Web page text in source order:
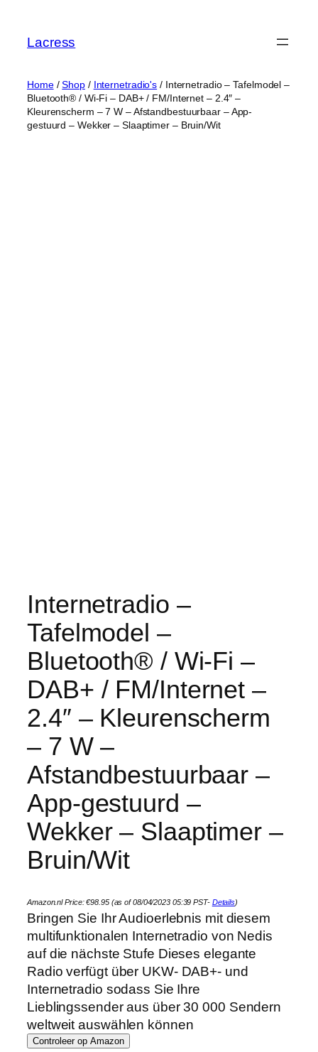
content
Lacress
Home/Shop/ Internetradio's / Internetradio – Tafelmodel –
Bluetooth® / Wi-Fi – DAB+ / FM/Internet – 2.4″ –
Kleurenscherm – 7 W – Afstandbestuurbaar – App-
gestuurd – Wekker – Slaaptimer – Bruin/Wit
Internetradio –
Tafelmodel –
Bluetooth® / Wi-Fi –
DAB+ / FM/Internet –
2.4″ – Kleurenscherm
– 7 W –
Afstandbestuurbaar –
App-gestuurd –
Wekker – Slaaptimer –
Bruin/Wit
Amazon.nl Price:€98.95(as of 08/04/2023 05:39 PST- Details)
Bringen Sie Ihr Audioerlebnis mit diesem
multifunktionalen Internetradio von Nedis
auf die nächste Stufe Dieses elegante
Radio verfügt über UKW- DAB+- und
Internetradio sodass Sie Ihre
Lieblingssender aus über 30 000 Sendern
weltweit auswählen können
Controleer op Amazon